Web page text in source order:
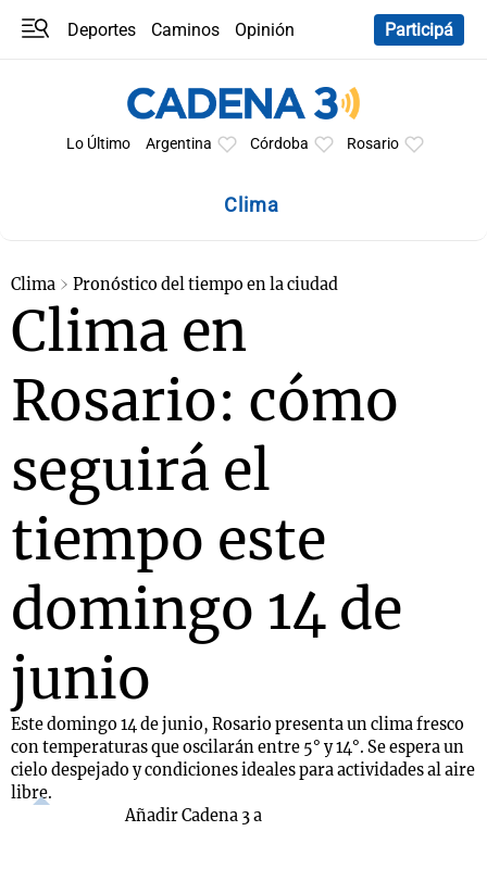
Deportes Caminos
Opinión
Participá
Lo Último Argentina Córdoba Rosario
Clima
Clima Pronóstico del tiempo en la ciudad
Clima en
Rosario: cómo
seguirá el
tiempo este
domingo 14 de
junio
Este domingo 14 de junio, Rosario presenta un clima fresco
con temperaturas que oscilarán entre 5° y 14°. Se espera un
cielo despejado y condiciones ideales para actividades al aire
libre.
Añadir Cadena 3 a